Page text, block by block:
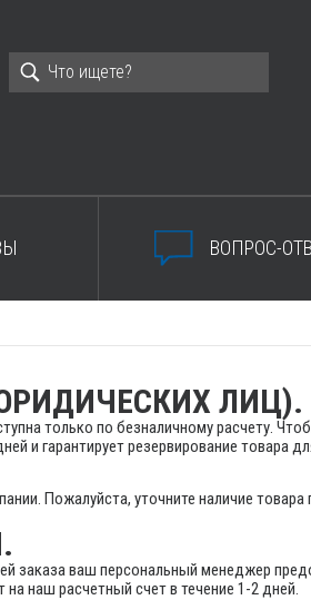
ВОПРОС-
ЛИЦ).
только по безналичному расчету.
и гарантирует резервирование товара
Пожалуйста, уточните наличие
заказа ваш персональный менеджер
наш расчетный счет в течение 1-2 дней.